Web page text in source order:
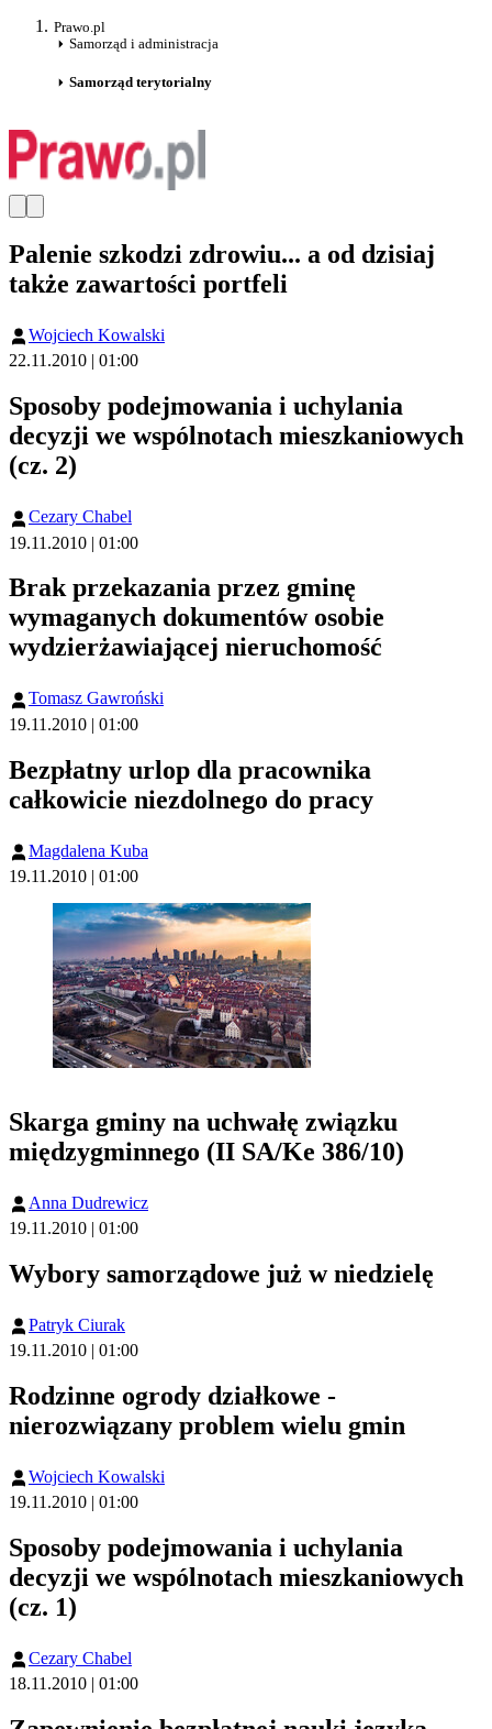
Prawo.pl
Samorząd i administracja
Samorząd terytorialny
Palenie szkodzi zdrowiu... a od dzisiaj
także zawartości portfeli
Wojciech Kowalski
22.11.2010 | 01:00
Sposoby podejmowania i uchylania
decyzji we wspólnotach mieszkaniowych
(cz. 2)
Cezary Chabel
19.11.2010 | 01:00
Brak przekazania przez gminę
wymaganych dokumentów osobie
wydzierżawiającej nieruchomość
Tomasz Gawroński
19.11.2010 | 01:00
Bezpłatny urlop dla pracownika
całkowicie niezdolnego do pracy
Magdalena Kuba
19.11.2010 | 01:00
Skarga gminy na uchwałę związku
międzygminnego (II SA/Ke 386/10)
Anna Dudrewicz
19.11.2010 | 01:00
Wybory samorządowe już w niedzielę
Patryk Ciurak
19.11.2010 | 01:00
Rodzinne ogrody działkowe -
nierozwiązany problem wielu gmin
Wojciech Kowalski
19.11.2010 | 01:00
Sposoby podejmowania i uchylania
decyzji we wspólnotach mieszkaniowych
(cz. 1)
Cezary Chabel
18.11.2010 | 01:00